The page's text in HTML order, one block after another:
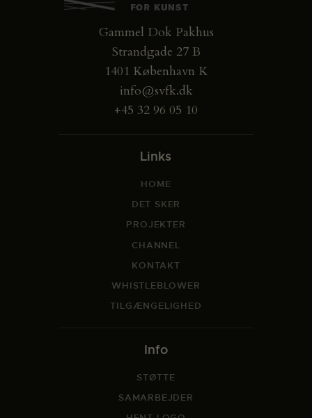
Gammel Dok Pakhus
Strandgade 27 B
1401 København K
info@svfk.dk
+45 32 96 05 10
Links
HOME
DET SKER
PROJEKTER
CHANNEL
KONTAKT
WHISTLEBLOWER
TILGÆNGELIGHED
Info
STØTTE
SAMARBEJDER